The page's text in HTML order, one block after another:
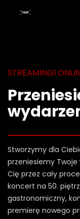
STREAMINGI
Stworzymy dla
przeniesiemy
Cię przez cały
koncert na 50.
gastronomiczny,
premierę nowego